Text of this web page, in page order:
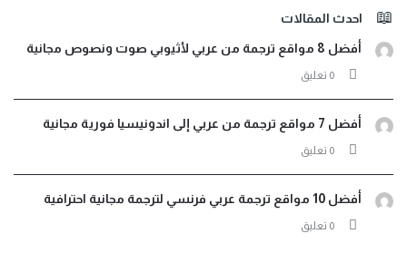
احدث المقالات
أفضل 8 مواقع ترجمة من عربي لأثيوبي صوت ونصوص مجانية
‫0 تعليق
أفضل 7 مواقع ترجمة من عربي إلى اندونيسيا فورية مجانية
‫0 تعليق
أفضل 10 مواقع ترجمة عربي فرنسي لترجمة مجانية احترافية
‫0 تعليق